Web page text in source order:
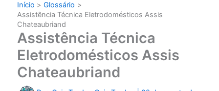
Início
Glossário
Assistência Técnica Eletrodomésticos Assis
Chateaubriand
Assistência Técnica
Eletrodomésticos Assis
Chateaubriand